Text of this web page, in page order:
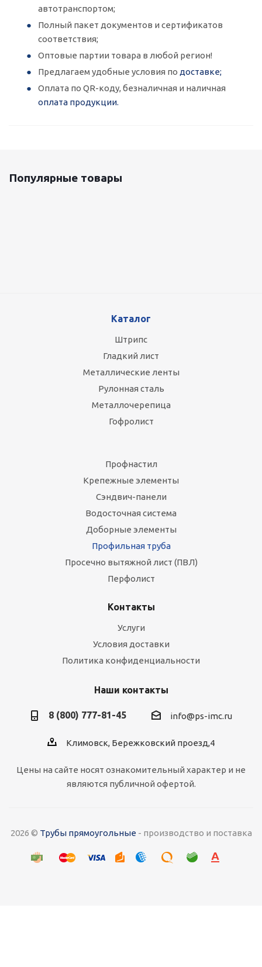
автотранспортом;
Полный пакет документов и сертификатов
соответствия;
Оптовые партии товара в любой регион!
Предлагаем удобные условия по доставке;
Оплата по QR-коду, безналичная и наличная
оплата продукции.
Популярные товары
Каталог
Штрипс
Гладкий лист
Металлические ленты
Рулонная сталь
Металлочерепица
Гофролист
Профнастил
Крепежные элементы
Сэндвич-панели
Водосточная система
Доборные элементы
Профильная труба
Просечно вытяжной лист (ПВЛ)
Перфолист
Контакты
Услуги
Условия доставки
Политика конфиденциальности
Наши контакты
8 (800) 777-81-45 info@ps-imc.ru
Климовск, Бережковский проезд,4
Цены на сайте носят ознакомительный характер и не
являются публичной офертой.
2026 © Трубы прямоугольные - производство и поставка